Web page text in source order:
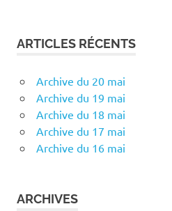
ARTICLES RÉCENTS
Archive du 20 mai
Archive du 19 mai
Archive du 18 mai
Archive du 17 mai
Archive du 16 mai
ARCHIVES